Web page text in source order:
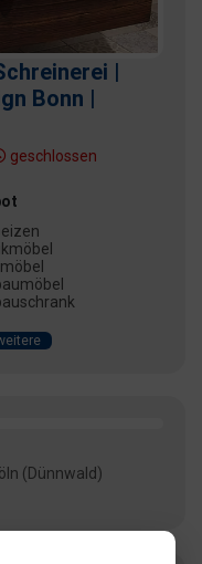
|
Bonn |
geschlossen
(Dünnwald)